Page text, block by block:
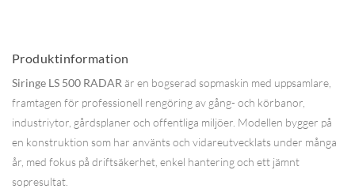
Produktinformation
Siringe LS 500 RADAR är en bogserad sopmaskin med uppsamlare,
framtagen för professionell rengöring av gång- och körbanor,
industriytor, gårdsplaner och offentliga miljöer. Modellen bygger på
en konstruktion som har använts och vidareutvecklats under många
år, med fokus på driftsäkerhet, enkel hantering och ett jämnt
sopresultat.